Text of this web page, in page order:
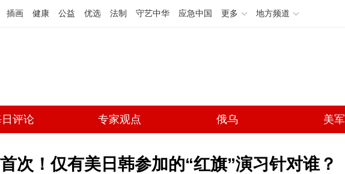
插画 健康 公益 优选 法制 守艺中华 应急中国 更多 地方频道
评论 专家观点 俄乌 美军
首次！仅有美日韩参加的“红旗”演习针对谁？